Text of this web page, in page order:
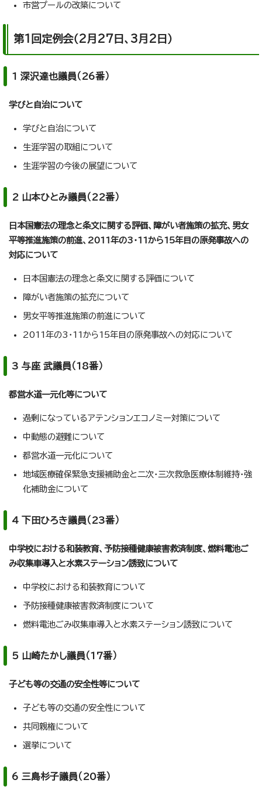
市営プールの改築について
第1回定例会（2月27日、3月2日）
1 深沢達也議員（26番）
学びと自治について
学びと自治について
生涯学習の取組について
生涯学習の今後の展望について
2 山本ひとみ議員（22番）
日本国憲法の理念と条文に関する評価、障がい者施策の拡充、男女
平等推進施策の前進、2011年の3・11から15年目の原発事故への
対応について
日本国憲法の理念と条文に関する評価について
障がい者施策の拡充について
男女平等推進施策の前進について
2011年の3・11から15年目の原発事故への対応について
3 与座 武議員（18番）
都営水道一元化等について
過剰になっているアテンションエコノミー対策について
中動態の避難について
都営水道一元化について
地域医療確保緊急支援補助金と二次・三次救急医療体制維持・強
化補助金について
4 下田ひろき議員（23番）
中学校における和装教育、予防接種健康被害救済制度、燃料電池ご
み収集車導入と水素ステーション誘致について
中学校における和装教育について
予防接種健康被害救済制度について
燃料電池ごみ収集車導入と水素ステーション誘致について
5 山崎たかし議員（17番）
子ども等の交通の安全性等について
子ども等の交通の安全性について
共同親権について
選挙について
6 三島杉子議員（20番）